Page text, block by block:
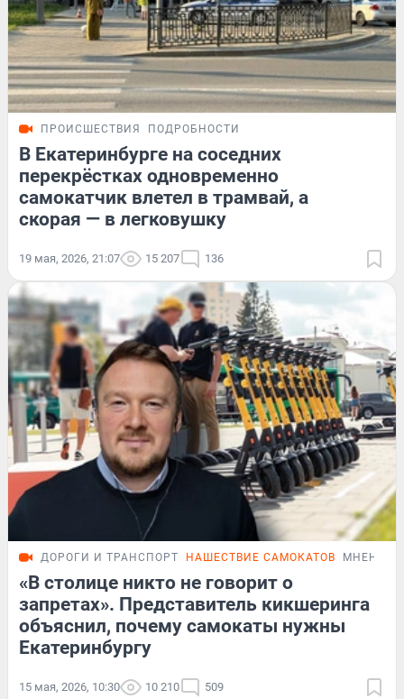
ПРОИСШЕСТВИЯ ПОДРОБНОСТИ
В Екатеринбурге на соседних
перекрёстках одновременно
самокатчик влетел в трамвай, а
скорая — в легковушку
19 мая, 2026, 21:07 15 207 136
ДОРОГИ И ТРАНСПОРТ НАШЕСТВИЕ САМОКАТОВ МНЕНИЕ
«В столице никто не говорит о
запретах». Представитель кикшеринга
объяснил, почему самокаты нужны
Екатеринбургу
15 мая, 2026, 10:30 10 210 509